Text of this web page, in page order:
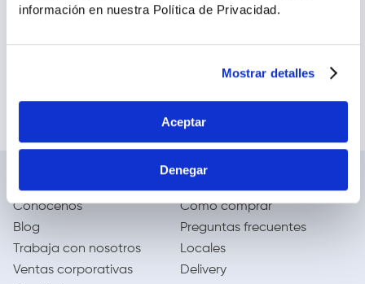
información en nuestra Política de Privacidad.
Mostrar detalles
Aceptar
Denegar
NOSOTROS
Conócenos
Blog
Trabaja con nosotros
Ventas corporativas
Cómo comprar
Preguntas frecuentes
Locales
Delivery